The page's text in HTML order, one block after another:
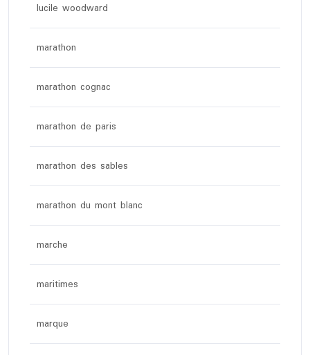
lucile woodward
marathon
marathon cognac
marathon de paris
marathon des sables
marathon du mont blanc
marche
maritimes
marque